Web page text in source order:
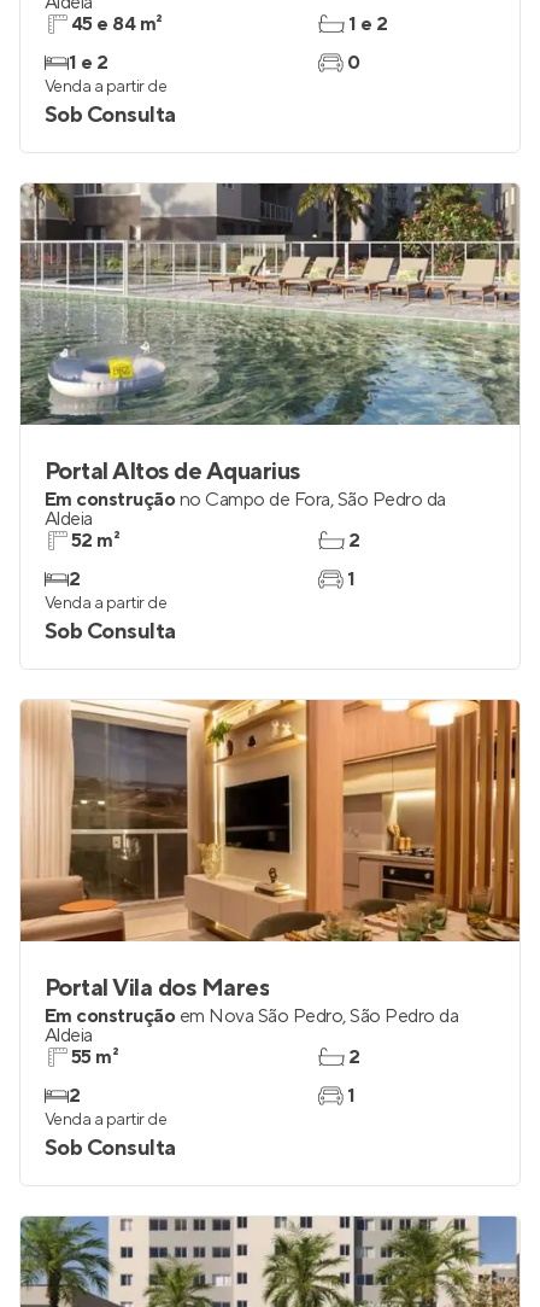
45 e 84 m²
1 e 2
1 e 2
0
Venda a partir de
Sob Consulta
Portal Altos de Aquarius
Em construçãono Campo de Fora,São Pedro da
Aldeia
52 m²
2
2
1
Venda a partir de
Sob Consulta
Portal Vila dos Mares
Em construção em Nova São Pedro,São Pedro da
Aldeia
55 m²
2
2
1
Venda a partir de
Sob Consulta